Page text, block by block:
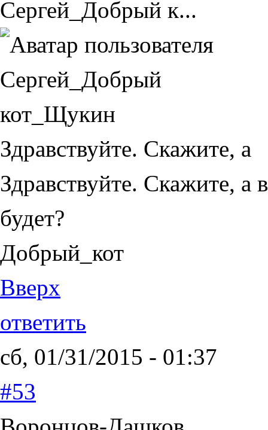
Сергей_Добрый к...
Здравствуйте. Скажите, а
Здравствуйте. Скажите, а
будет?
Добрый_кот
Вверх
ответить
сб, 01/31/2015 - 01:37
#53